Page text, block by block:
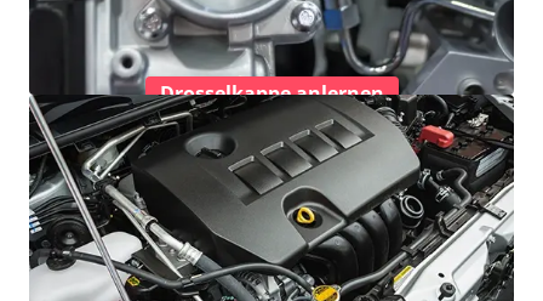
Drosselkappe anlernen